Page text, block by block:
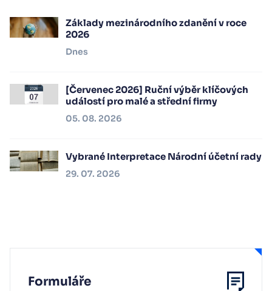
Základy mezinárodního zdanění v roce
2026
Dnes
[Červenec 2026] Ruční výběr klíčových
událostí pro malé a střední firmy
05. 08. 2026
Vybrané Interpretace Národní účetní rady
29. 07. 2026
Formuláře